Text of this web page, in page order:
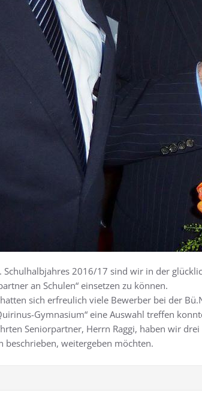
Schulhalbjahres 2016/17 sind wir in der
an Schulen“ einsetzen zu können.
sich erfreulich viele Bewerber bei der
Gymnasium“ eine Auswahl treffen
Seniorpartner, Herrn Raggi, haben wir
beschrieben, weitergeben möchten.